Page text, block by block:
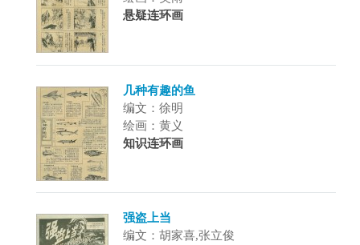
悬疑连环画
几种有趣的鱼
编文：徐明
绘画：黄义
知识连环画
强盗上当
编文：胡家喜,张立俊